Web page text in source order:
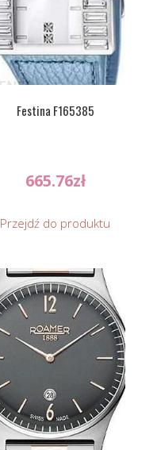
Festina F165385
665.76zł
Przejdź do produktu